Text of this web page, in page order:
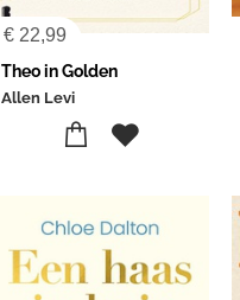
€ 22,99
Theo in Golden
Allen Levi